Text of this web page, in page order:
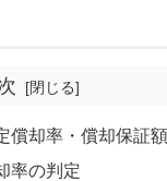
償却率・償却保証額
率の判定